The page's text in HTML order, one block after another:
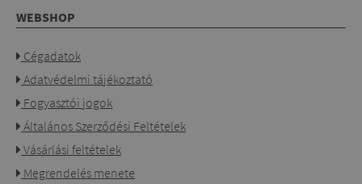
WEBSHOP
Cégadatok
Adatvédelmi tájékoztató
Fogyasztói jogok
Általános Szerződési Feltételek
Vásárlási feltételek
Megrendelés menete